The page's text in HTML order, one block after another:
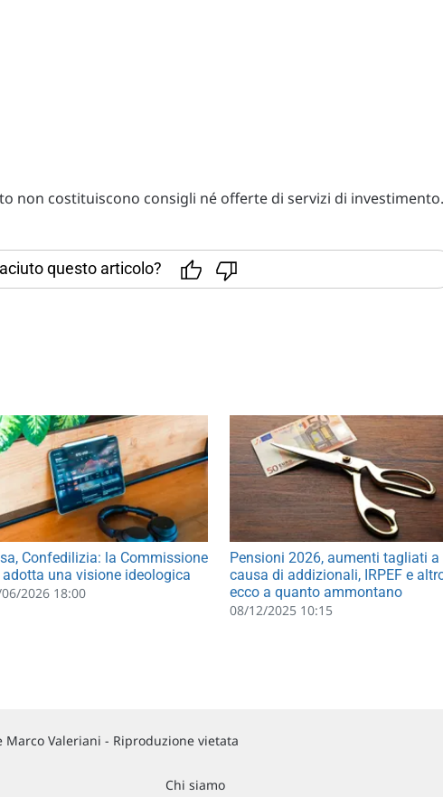
non costituiscono consigli né offerte di servizi di investimento.
questo articolo?
Confedilizia: la Commissione
adotta una visione ideologica
2026 18:00
Pensioni 2026, aumenti tagliati a
causa di addizionali, IRPEF e
ecco a quanto ammontano
08/12/2025 10:15
Marco Valeriani - Riproduzione vietata
Chi siamo